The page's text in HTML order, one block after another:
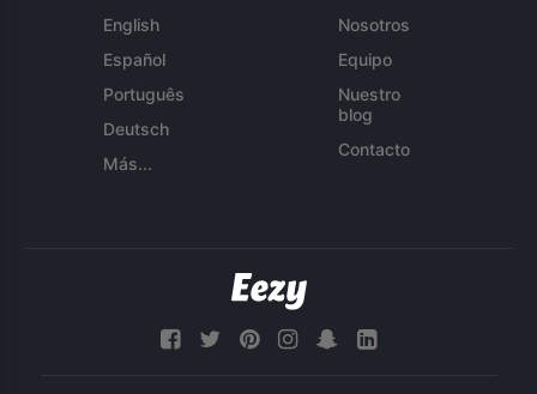
English
Español
Português
Deutsch
Más...
Nosotros
Equipo
Nuestro
blog
Contacto